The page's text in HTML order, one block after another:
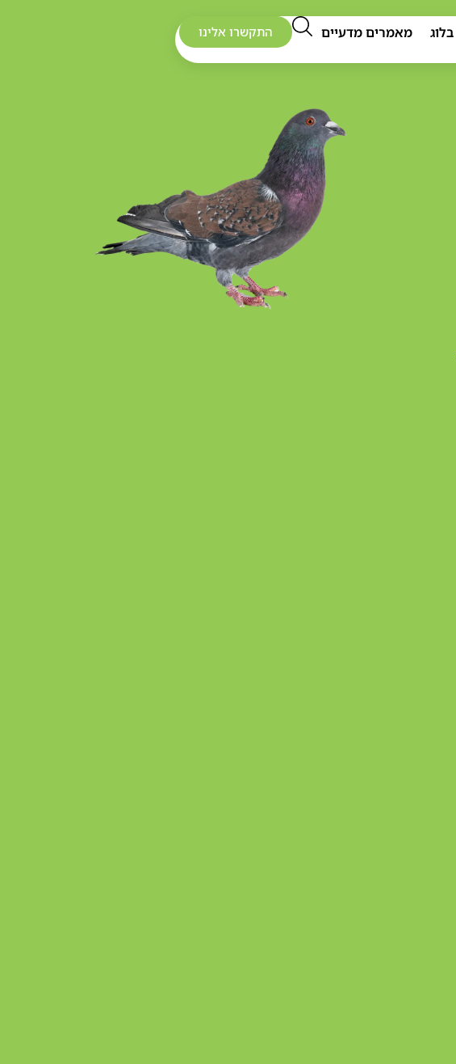
בלוג מאמרים מדעיים התקשרו אלינו